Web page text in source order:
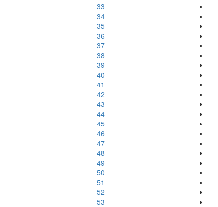
33
34
35
36
37
38
39
40
41
42
43
44
45
46
47
48
49
50
51
52
53